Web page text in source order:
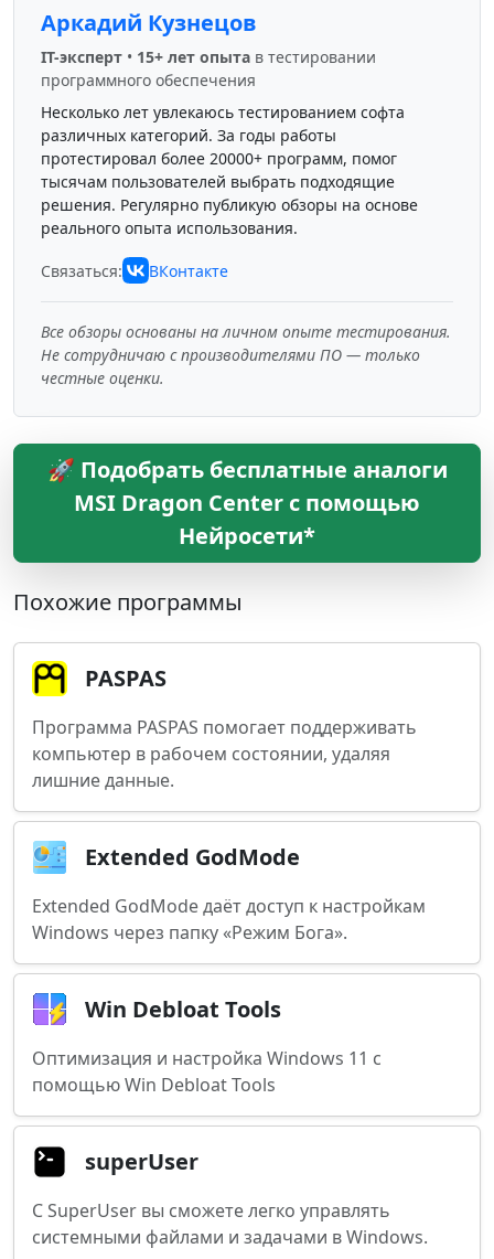
Аркадий Кузнецов
IT-эксперт • 15+ лет опыта в тестировании
программного обеспечения
Несколько лет увлекаюсь тестированием софта
различных категорий. За годы работы
протестировал более 20000+ программ, помог
тысячам пользователей выбрать подходящие
решения. Регулярно публикую обзоры на основе
реального опыта использования.
Связаться: ВКонтакте
Все обзоры основаны на личном опыте тестирования.
Не сотрудничаю с производителями ПО — только
честные оценки.
🚀 Подобрать бесплатные аналоги
MSI Dragon Center с помощью
Нейросети*
Похожие программы
PASPAS
Программа PASPAS помогает поддерживать
компьютер в рабочем состоянии, удаляя
лишние данные.
Extended GodMode
Extended GodMode даёт доступ к настройкам
Windows через папку «Режим Бога».
Win Debloat Tools
Оптимизация и настройка Windows 11 с
помощью Win Debloat Tools
superUser
С SuperUser вы сможете легко управлять
системными файлами и задачами в Windows.